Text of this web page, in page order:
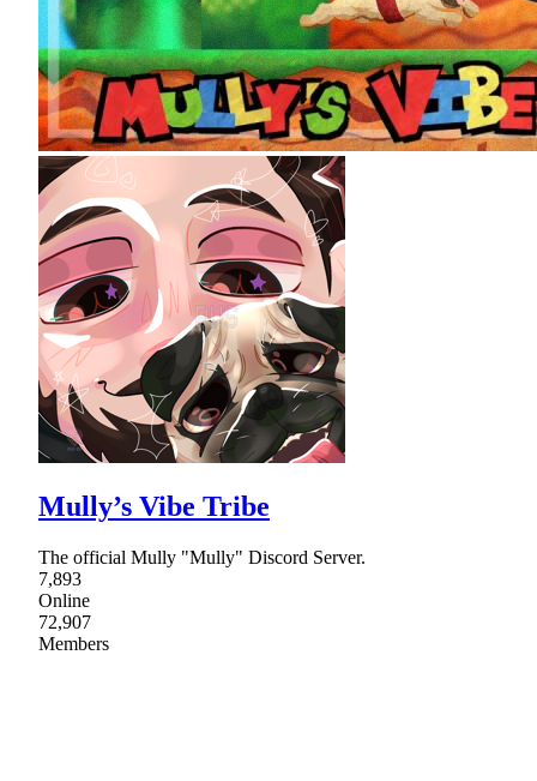
Mully’s Vibe Tribe
The official Mully "Mully" Discord Server.
7,893
Online
72,907
Members